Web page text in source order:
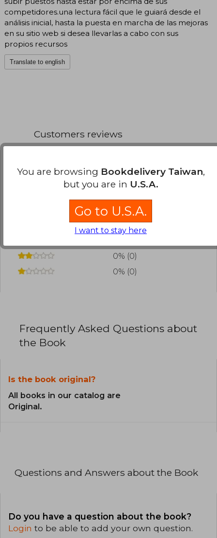
competidores.una lectura fácil que le guiará desde el
análisis inicial, hasta la puesta en marcha de las mejoras
en su sitio web si desea llevarlas a cabo con sus
propios recursos
Translate to english
Customers reviews
Have you read this book? Loginto add your
0% (0)
0% (0)
0% (0)
0% (0)
Frequently Asked Questions about
the Book
Is the book original?
All books in our catalog are
Original.
Questions and Answers about the Book
Do you have a question about the book?
Login to be able to add your own question.
You are browsing Bookdelivery Taiwan,
but you are in U.S.A.
Go to U.S.A.
I want to stay here